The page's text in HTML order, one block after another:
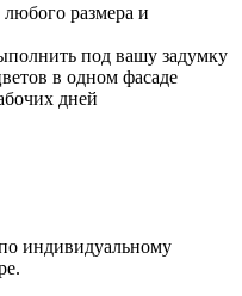
размера и
под вашу задумку
в одном фасаде
дней
индивидуальному